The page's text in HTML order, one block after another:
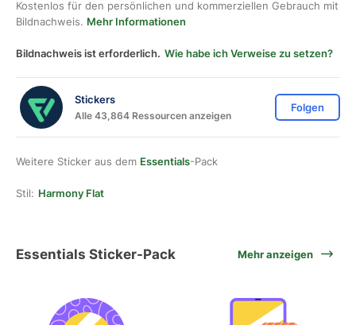
Kostenlos für den persönlichen und kommerziellen Gebrauch mit
Bildnachweis. Mehr Informationen
Bildnachweis ist erforderlich. Wie habe ich Verweise zu setzen?
Stickers
Alle 43,864 Ressourcen anzeigen
Folgen
Weitere Sticker aus dem Essentials-Pack
Stil: Harmony Flat
Essentials Sticker-Pack Mehr anzeigen